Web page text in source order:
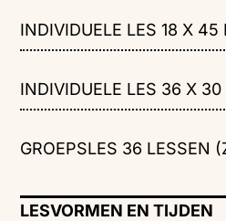
INDIVIDUELE LES 18 X 45
INDIVIDUELE LES 36 X
GROEPSLES 36 LESSEN
LESVORMEN EN TIJDEN